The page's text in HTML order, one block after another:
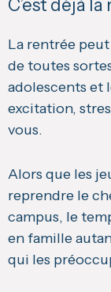
C’est déjà
La rentrée peut
de toutes
adolescents et
excitation,
vous.
Alors que les
reprendre le
campus, le
en famille
qui les